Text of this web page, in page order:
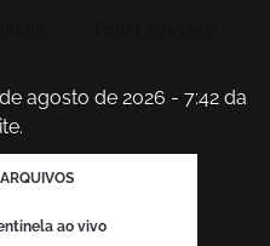
agosto de 2026 - 7:42 da
ao vivo